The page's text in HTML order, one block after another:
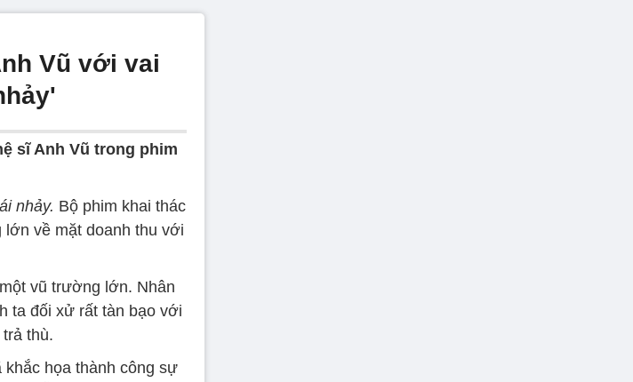
Vũ với vai
sĩ Anh Vũ trong phim
nhảy. Bộ phim khai thác
về mặt doanh thu với
vũ trường lớn. Nhân
ta đối xử rất tàn bạo với
thù.
khắc họa thành công sự